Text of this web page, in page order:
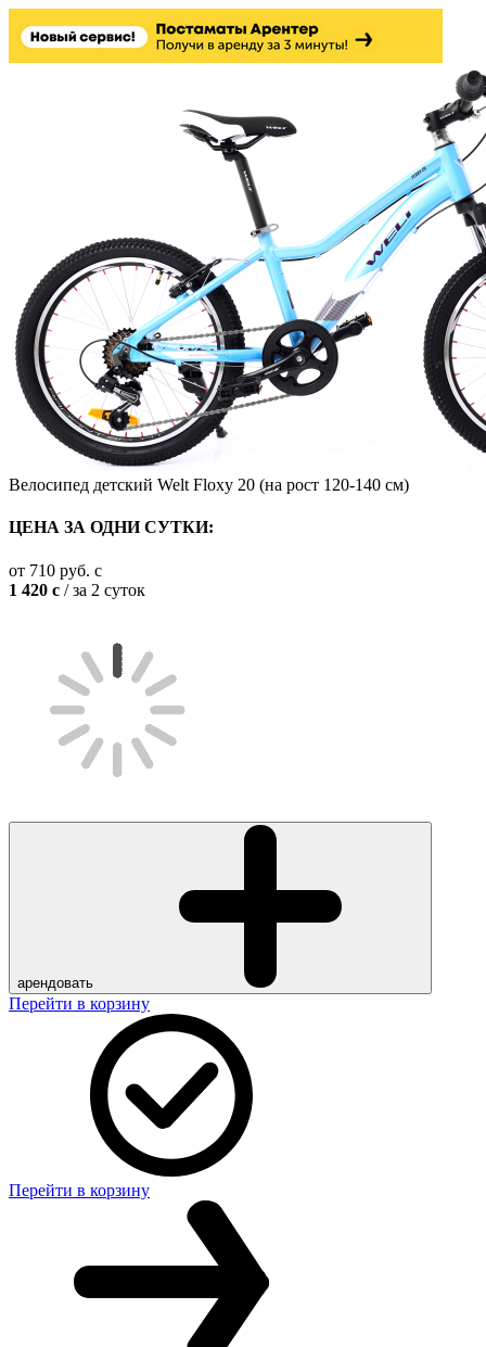
Велосипед детский Welt Floxy 20 (на рост 120-140 см)
ЦЕНА ЗА ОДНИ СУТКИ:
от 710 руб. c
1 420 c / за 2 суток
арендовать
Перейти в корзину
Перейти в корзину